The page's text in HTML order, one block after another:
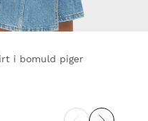
i bomuld piger